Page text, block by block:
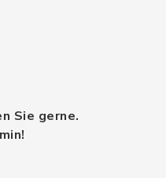
Sie gerne.